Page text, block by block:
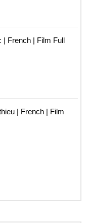
| French | Film Full
| French | Film